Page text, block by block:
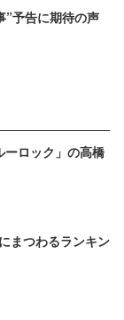
”予告に期待の声
ーロック」の高橋
まつわるランキン